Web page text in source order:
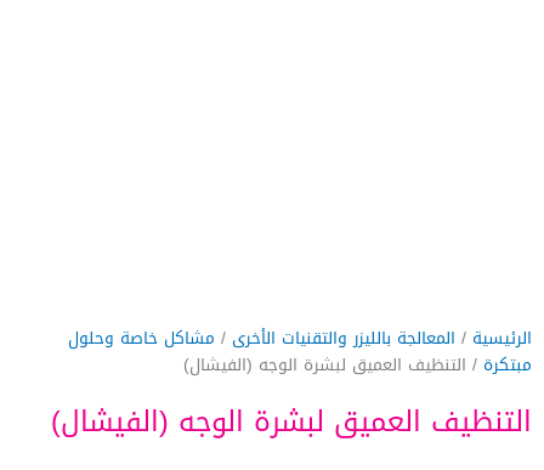
الرئيسية / المعالجة بالليزر والتقنيات الأخرى / مشاكل خاصة وحلول
مبتكرة / التنظيف العميق لبشرة الوجه (الفيشال)
التنظيف العميق لبشرة الوجه (الفيشال)